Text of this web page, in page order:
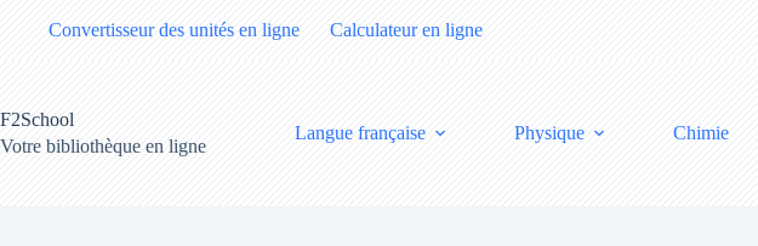
Convertisseur des unités en ligne Calculateur en ligne
F2School
Votre bibliothèque en ligne
Langue française Physique Chimie